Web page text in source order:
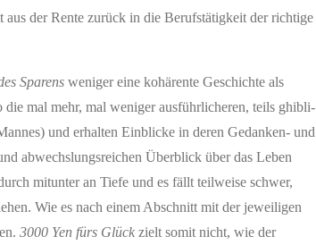
der Rente zurück in die Berufstätigkeit der richtige
Sparens weniger eine kohärente Geschichte als
mal mehr, mal weniger ausführlicheren, teils ghibli-
und erhalten Einblicke in deren Gedanken- und
abwechslungsreichen Überblick über das Leben
mitunter an Tiefe und es fällt teilweise schwer,
Wie es nach einem Abschnitt mit der jeweiligen
3000 Yen fürs Glück zielt somit nicht, wie der